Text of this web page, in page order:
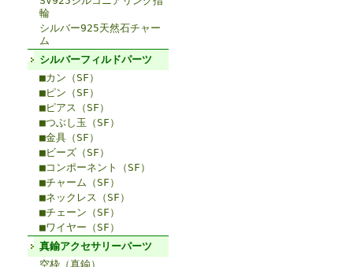
輪
シルバー925天然石チャー
ム
シルバーフィルドパーツ
■カン（SF）
■ピン（SF）
■ピアス（SF）
■つぶし玉（SF）
■金具（SF）
■ビーズ（SF）
■コンポーネント（SF）
■チャーム（SF）
■ネックレス（SF）
■チェーン（SF）
■ワイヤー（SF）
真鍮アクセサリーパーツ
空枠（真鍮）